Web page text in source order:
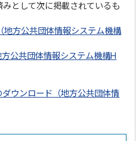
として次に掲載されているも
地方公共団体情報システム機構
公共団体情報システム機構H
ウンロード（地方公共団体情